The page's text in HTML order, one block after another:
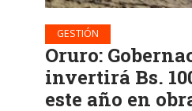
GESTIÓN
Oruro:
invertirá Bs.
este año en